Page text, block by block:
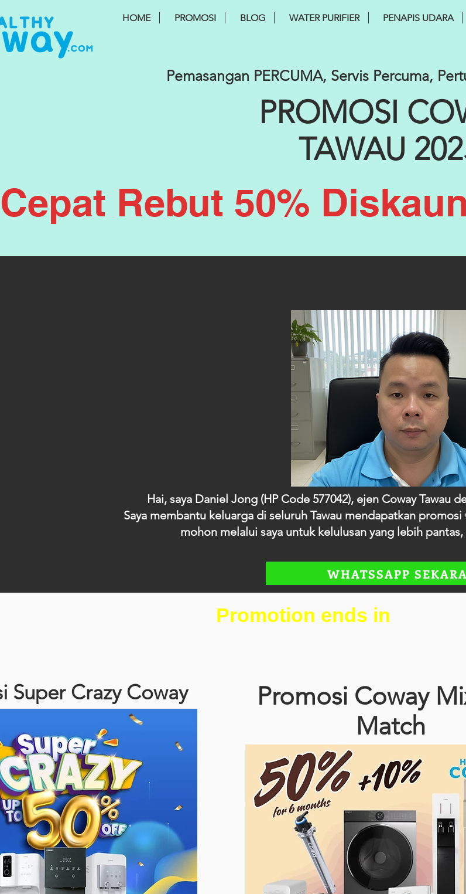
HOME PROMOSI BLOG WATER PURIFIER PENAPIS UDARA
Pemasangan PERCUMA, Servis Percuma,
PROMOSI
TAWAU
Cepat Rebut 50%
Hai, saya Daniel Jong (HP Code 577042), ejen Coway Tawau
Saya membantu keluarga di seluruh Tawau mendapatkan
mohon melalui saya untuk kelulusan yang lebih
WHATSSAPP
Promotion ends in
Super Crazy Coway
Promosi Coway
Match